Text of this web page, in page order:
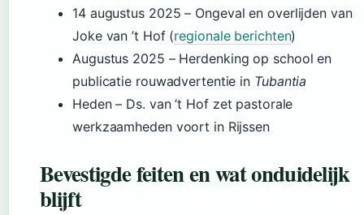
14 augustus 2025 – Ongeval en overlijden van
Joke van ’t Hof (regionale berichten)
Augustus 2025 – Herdenking op school en
publicatie rouwadvertentie in Tubantia
Heden– Ds. van ’t Hof zet pastorale
werkzaamheden voort in Rijssen
Bevestigde feiten en wat onduidelijk
blijft